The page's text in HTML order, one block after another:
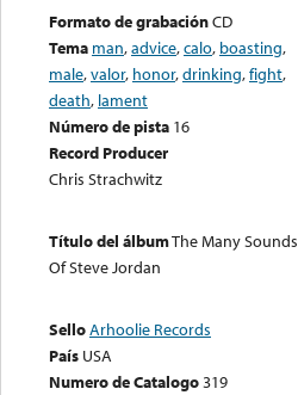
Formato de grabaciónCD
Tema man,advice,calo, boasting,
male,valor, honor,drinking,fight,
death, lament
Número de pista 16
Record Producer
Chris Strachwitz
Título del álbumThe Many Sounds
Of Steve Jordan
SelloArhoolie Records
País USA
Numero de Catalogo319